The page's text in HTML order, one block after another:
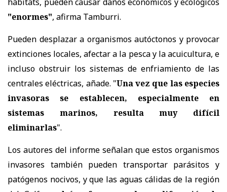
hábitats, pueden causar daños económicos y ecológicos
"enormes", afirma Tamburri.
Pueden desplazar a organismos autóctonos y provocar
extinciones locales, afectar a la pesca y la acuicultura, e
incluso obstruir los sistemas de enfriamiento de las
centrales eléctricas, añade. "Una vez que las especies
invasoras se establecen, especialmente en
sistemas marinos, resulta muy difícil
eliminarlas".
Los autores del informe señalan que estos organismos
invasores también pueden transportar parásitos y
patógenos nocivos, y que las aguas cálidas de la región